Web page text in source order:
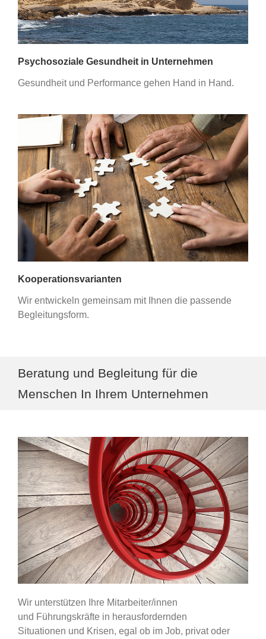
Psychosoziale Gesundheit in Unternehmen
Gesundheit und Performance gehen Hand in Hand.
Kooperationsvarianten
Wir entwickeln gemeinsam mit Ihnen die passende
Begleitungsform.
Beratung und Begleitung für die
Menschen In Ihrem Unternehmen
Wir unterstützen Ihre Mitarbeiter/innen
und Führungskräfte in herausfordernden
Situationen und Krisen, egal ob im Job, privat oder